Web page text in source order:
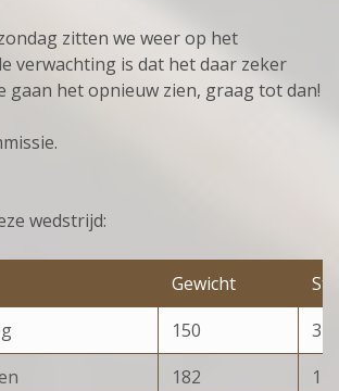
zitten we weer op het
verwachting is dat het daar zeker
gaan het opnieuw zien, graag tot dan!
wedstrijd:
Gewicht
150
3
182
1